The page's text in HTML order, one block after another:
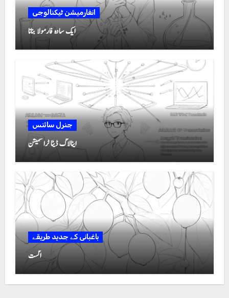
انفارمیشن ٹیکنالوجی
ایک سادہ فارمولا بنانا
جنرل سائنس
اینالاگ ڈیٹا ٹرانسمیشن
باغبانی کے جدید طریقے
اگست